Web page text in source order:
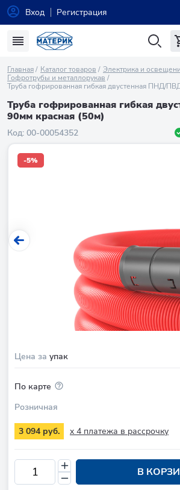
Вход Регистрация
Главная Каталог товаров
Электрика и
Гофротрубы и металлорукав
Труба гофрированная гибкая двустенная ПНД/
Труба гофрированная гибкая
90мм красная (50м)
Код: 00-00054352
Цена за упак
-5%
По карте
Розничная
3 094 руб. x 4 платежа в рассрочку
В